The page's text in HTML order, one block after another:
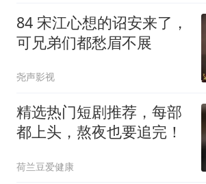
84 宋江心想的诏安来了，
可兄弟们都愁眉不展
尧声影视
精选热门短剧推荐，每部
都上头，熬夜也要追完！
荷兰豆爱健康